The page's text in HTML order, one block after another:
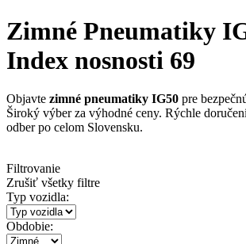
Zimné Pneumatiky
Index nosnosti 69
Objavte zimné pneumatiky IG50 pre
Široký výber za výhodné ceny. Rýchle
odber po celom Slovensku.
Filtrovanie
Zrušiť všetky filtre
Typ vozidla:
Obdobie: